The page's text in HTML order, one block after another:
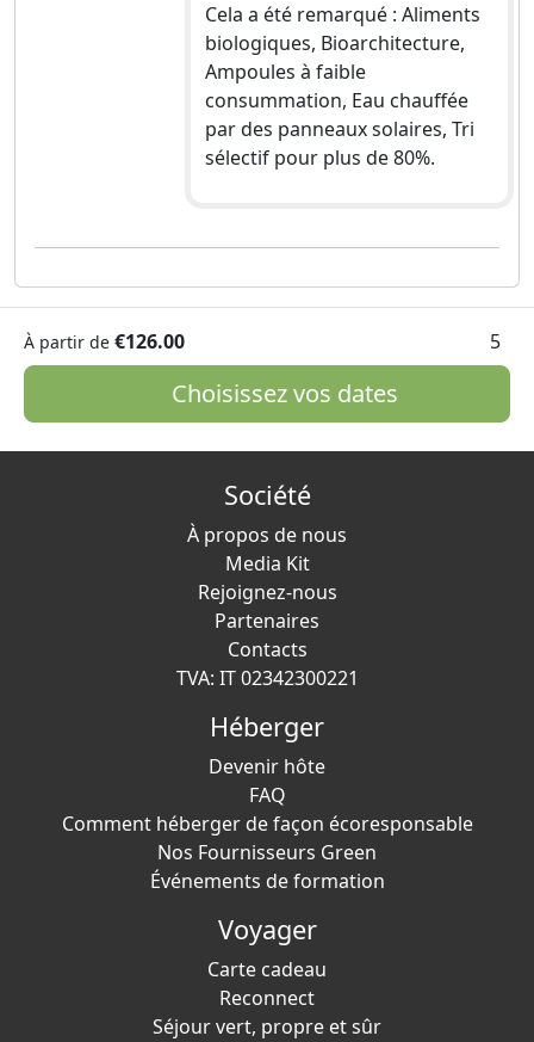
Cela a été remarqué : Aliments
biologiques, Bioarchitecture,
Ampoules à faible
consummation, Eau chauffée
par des panneaux solaires, Tri
sélectif pour plus de 80%.
À partir de €126.00 5
Choisissez vos dates
Société
À propos de nous
Media Kit
Rejoignez-nous
Partenaires
Contacts
TVA: IT 02342300221
Héberger
Devenir hôte
FAQ
Comment héberger de façon écoresponsable
Nos Fournisseurs Green
Événements de formation
Voyager
Carte cadeau
Reconnect
Séjour vert, propre et sûr